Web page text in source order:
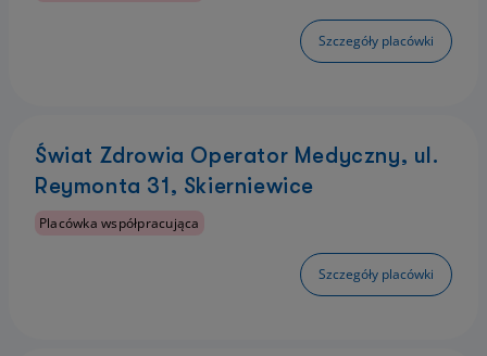
Szczegóły placówki
Świat Zdrowia Operator Medyczny, ul.
Reymonta 31, Skierniewice
Placówka współpracująca
Szczegóły placówki